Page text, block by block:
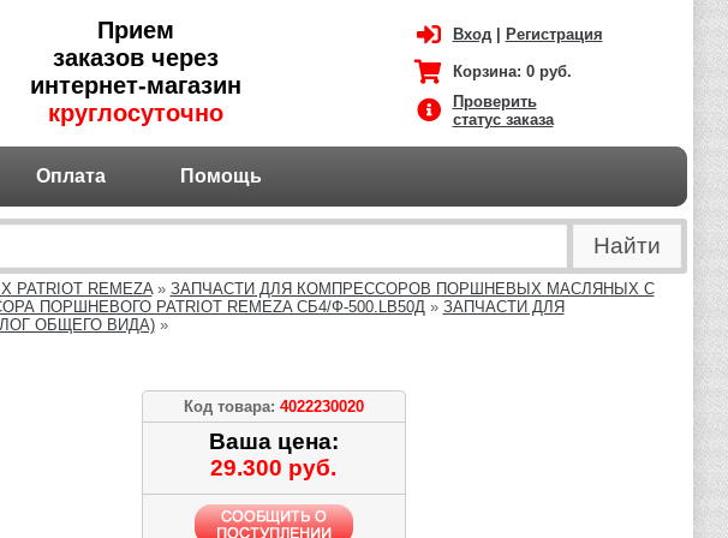
Прием
заказов через
интернет-магазин
круглосуточно
Вход| Регистрация
Корзина: 0 руб.
Проверить
статус заказа
Оплата Помощь
REMEZA» ЗАПЧАСТИ ДЛЯ КОМПРЕССОРОВ ПОРШНЕВЫХ МАСЛЯНЫХ С
ПОРШНЕВОГО PATRIOT REMEZA СБ4/Ф-500.LB50Д» ЗАПЧАСТИ ДЛЯ
ОБЩЕГО ВИДА)»
Код товара: 4022230020
Ваша цена:
29.300 руб.